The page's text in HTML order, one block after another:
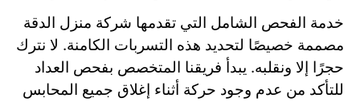
خدمة الفحص الشامل التي تقدمها شركة منزل الدقة
مصممة خصيصًا لتحديد هذه التسربات الكامنة. لا نترك
حجرًا إلا ونقلبه. يبدأ فريقنا المتخصص بفحص العداد
للتأكد من عدم وجود حركة أثناء إغلاق جميع المحابس